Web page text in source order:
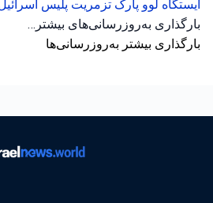
ایستگاه لوو پارک تزمریت پلیس
بارگذاری به‌روزرسانی‌های بیشتر…
بارگذاری بیشتر به‌روزرسانی‌ها